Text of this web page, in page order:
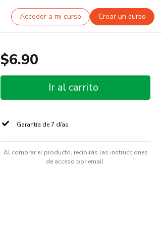
Acceder a mi curso Crear un curso
$6.90
Ir al carrito
Garantía de 7 días
Al comprar el producto, recibirás las instrucciones
de acceso por email.